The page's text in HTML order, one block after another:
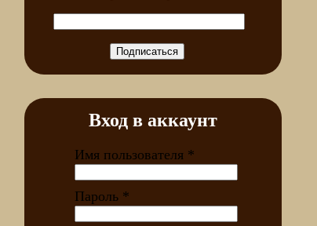
Вход в аккаунт
Имя пользователя *
Пароль *